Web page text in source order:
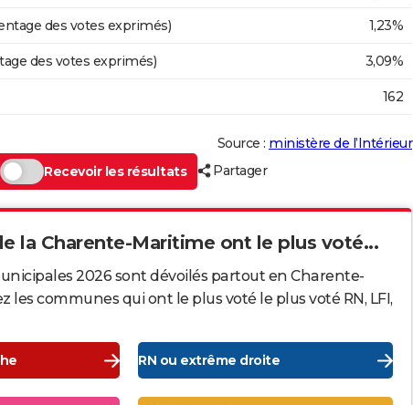
des votes exprimés) 1,23%
des votes exprimés) 3,09%
162
Source : ministère de l’Intérieur
Recevoir les résultats
Partager
la Charente-Maritime ont le plus voté...
2026 sont dévoilés partout en Charente-
les communes qui ont le plus voté le plus voté RN, LFI,
RN ou extrême droite